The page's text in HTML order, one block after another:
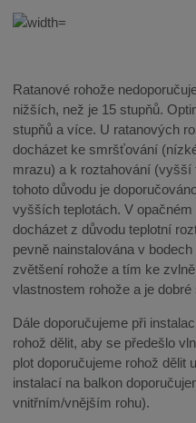
Ratanové rohože
nižších, než je 15 stupňů.
stupňů a více. U ratanových
docházet ke smršťování
mrazu) a k roztahování
tohoto důvodu je
vyšších teplotách. V
docházet z důvodu teplotní
pevně nainstalována v
zvětšení rohože a tím ke
vlastnostem rohože a je dobré
Dále doporučujeme při
rohož dělit, aby se předešlo
plot doporučujeme rohož dělit
instalací na balkon
vnitřním/vnějším rohu).